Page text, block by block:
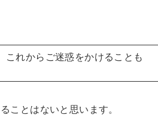
れからご迷惑をかけることも
ことはないと思います。